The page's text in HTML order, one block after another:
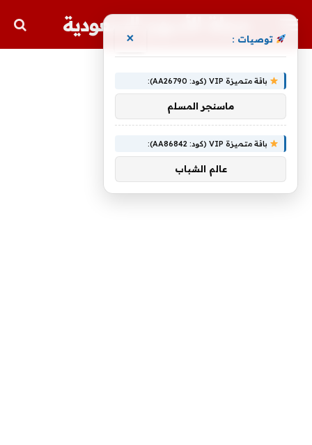
مجلة الأسهم السعودية
توصيات : ×
باقة متميزة VIP (كود: AA26790):
ماسنجر المسلم
باقة متميزة VIP (كود: AA86842):
عالم الشباب